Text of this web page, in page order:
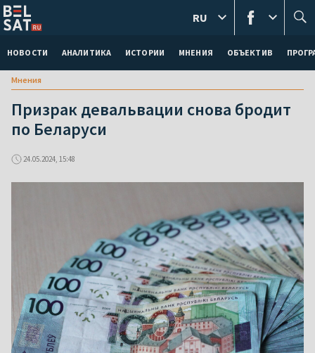
НОВОСТИ АНАЛИТИКА ИСТОРИИ МНЕНИЯ ОБЪЕКТИВ
RU
Мнения
Призрак девальвации снова бродит
по Беларуси
24.05.2024, 15:48